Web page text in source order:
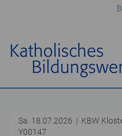
Sa. 18.07.2026 | KBW
Y00147